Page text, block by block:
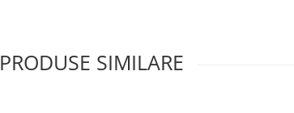
PRODUSE SIMILARE